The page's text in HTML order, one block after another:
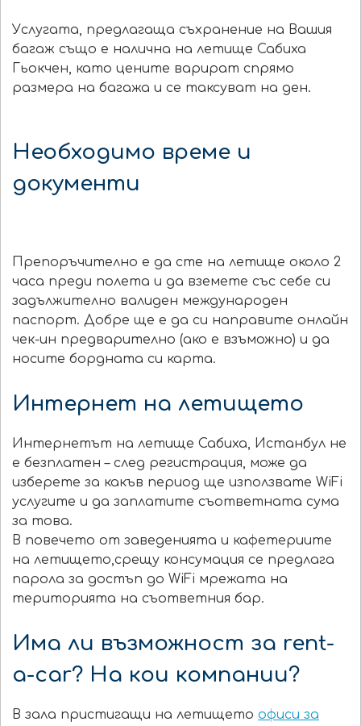
Услугата, предлагаща съхранение на Вашия
багаж също е налична на летище Сабиха
Гьокчен, като цените варират спрямо
размера на багажа и се таксуват на ден.
Необходимо време и
документи
Препоръчително е да сте на летище около 2
часа преди полета и да вземете със себе си
задължително валиден международен
паспорт. Добре ще е да си направите онлайн
чек-ин предварително (ако е взъможно) и да
носите бордната си карта.
Интернет на летището
Интернетът на летище Сабиха, Истанбул не
е безплатен – след регистрация, може да
изберете за какъв период ще използвате WiFi
услугите и да заплатите съответната сума
за това.
В повечето от заведенията и кафетериите
на летището,срещу консумация се предлага
парола за достъп до WiFi мрежата на
територията на съответния бар.
Има ли възможност за rent-
a-car? На кои компании?
В зала пристигащи на летището офиси за